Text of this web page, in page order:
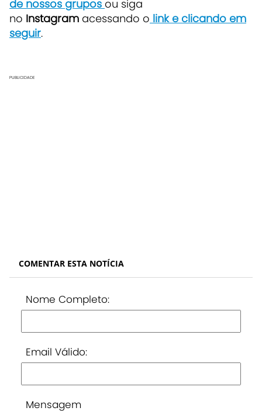
de nossos grupos ou siga
no Instagram acessando o link e clicando em
seguir.
PUBLICIDADE
COMENTAR ESTA NOTÍCIA
Nome Completo:
Email Válido:
Mensagem